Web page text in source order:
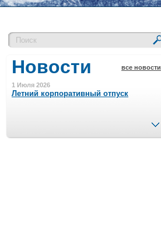
Новости все новости
1 Июля 2026
Летний корпоративный отпуск
Минимальная сумма заказа 5000 р.